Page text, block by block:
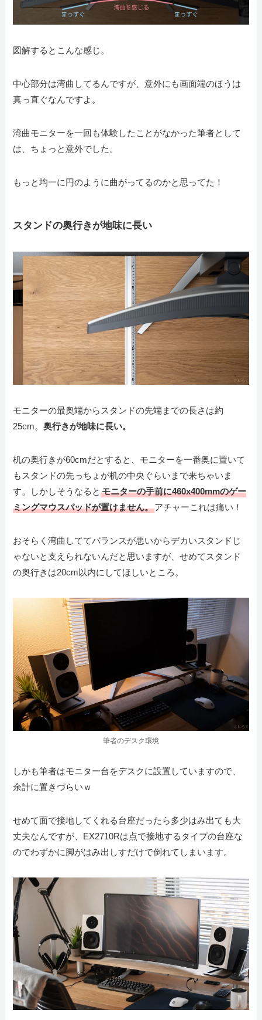
図解するとこんな感じ。
中心部分は湾曲してるんですが、意外にも画面端のほうは
真っ直ぐなんですよ。
湾曲モニターを一回も体験したことがなかった筆者として
は、ちょっと意外でした。
もっと均一に円のように曲がってるのかと思ってた！
スタンドの奥行きが地味に長い
モニターの最奥端からスタンドの先端までの長さは約
25cm。奥行きが地味に長い。
机の奥行きが60cmだとすると、モニターを一番奥に置いて
もスタンドの先っちょが机の中央ぐらいまで来ちゃいま
す。しかしそうなるとモニターの手前に460x400mmのゲー
ミングマウスパッドが置けません。アチャーこれは痛い！
おそらく湾曲しててバランスが悪いからデカいスタンドじ
ゃないと支えられないんだと思いますが、せめてスタンド
の奥行きは20cm以内にしてほしいところ。
筆者のデスク環境
しかも筆者はモニター台をデスクに設置していますので、
余計に置きづらいｗ
せめて面で接地してくれる台座だったら多少はみ出ても大
丈夫なんですが、EX2710Rは点で接地するタイプの台座な
のでわずかに脚がはみ出しすだけで倒れてしまいます。